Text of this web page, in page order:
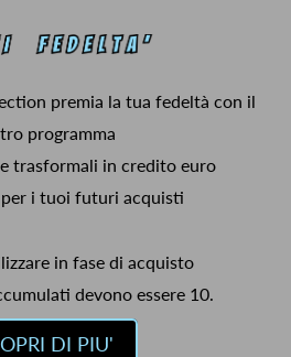
premia la tua fedeltà con il
programma
trasformali in credito euro
i tuoi futuri acquisti
in fase di acquisto
devono essere 10.
DI PIU'